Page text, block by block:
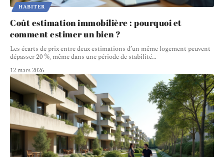
HABITER
Coût estimation immobilière : pourquoi et
comment estimer un bien ?
Les écarts de prix entre deux estimations d’un même logement peuvent
dépasser 20 %, même dans une période de stabilité…
12 mars 2026